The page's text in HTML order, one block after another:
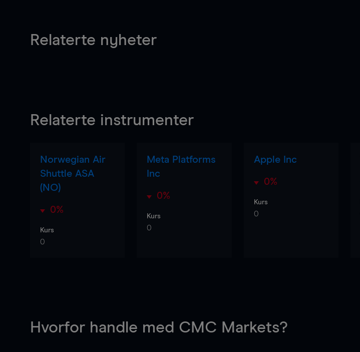
Relaterte nyheter
Relaterte instrumenter
Norwegian Air
Shuttle ASA
(NO)
0%
Kurs
0
Meta Platforms
Inc
0%
Kurs
0
Apple Inc
0%
Kurs
0
Hvorfor handle med CMC Markets?